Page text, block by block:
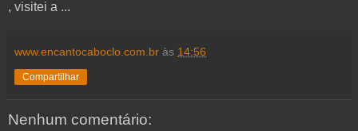
, visitei a ...
www.encantocaboclo.com.br às 14:56
Compartilhar
Nenhum comentário: